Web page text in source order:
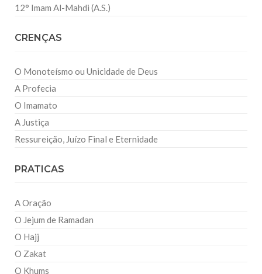
12° Imam Al-Mahdi (A.S.)
CRENÇAS
O Monoteísmo ou Unicidade de Deus
A Profecia
O Imamato
A Justiça
Ressureição, Juízo Final e Eternidade
PRATICAS
A Oração
O Jejum de Ramadan
O Hajj
O Zakat
O Khums